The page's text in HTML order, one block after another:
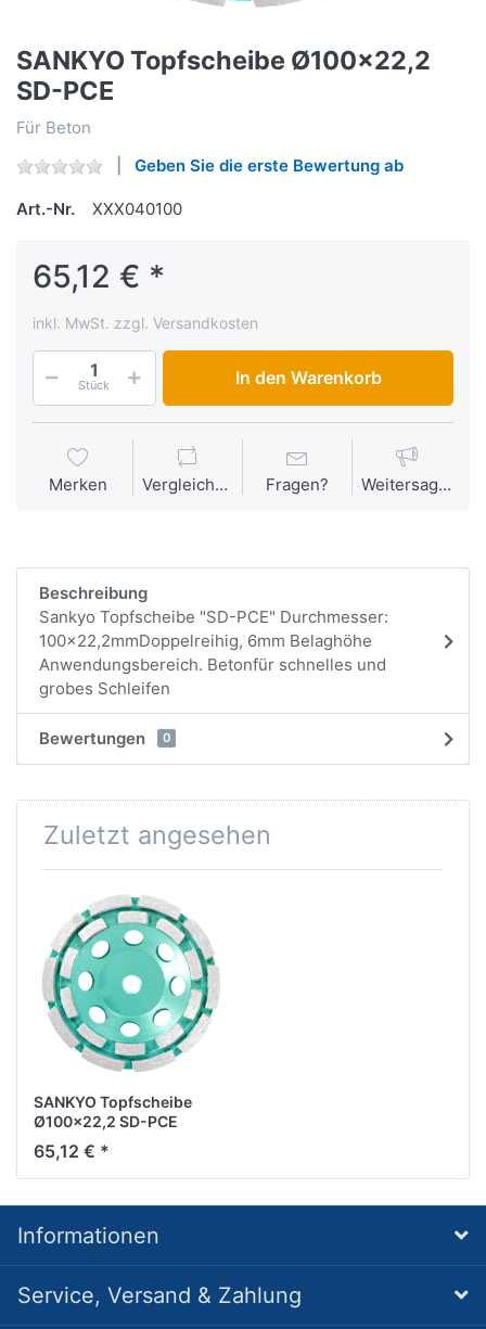
SANKYO Topfscheibe Ø100x22,2
SD-PCE
Für Beton
Geben Sie die erste Bewertung ab
Art.-Nr. XXX040100
65,12 € *
inkl. MwSt. zzgl. Versandkosten
Stück In den Warenkorb
Merken Vergleichen Fragen? Weitersagen
Beschreibung
Sankyo Topfscheibe "SD-PCE" Durchmesser:
100x22,2mmDoppelreihig, 6mm Belaghöhe
Anwendungsbereich. Betonfür schnelles und
grobes Schleifen
Bewertungen 0
Zuletzt angesehen
SANKYO Topfscheibe
Ø100x22,2 SD-PCE
65,12 € *
Informationen
Service, Versand & Zahlung